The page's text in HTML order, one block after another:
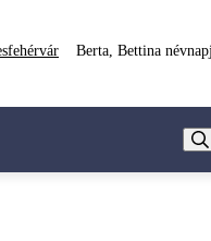
Berta, Bettina